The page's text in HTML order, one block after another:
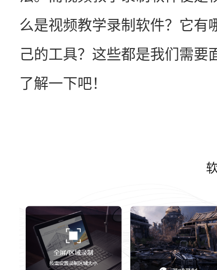
么是视频教学录制软件？它有
己的工具？这些都是我们需要
了解一下吧！